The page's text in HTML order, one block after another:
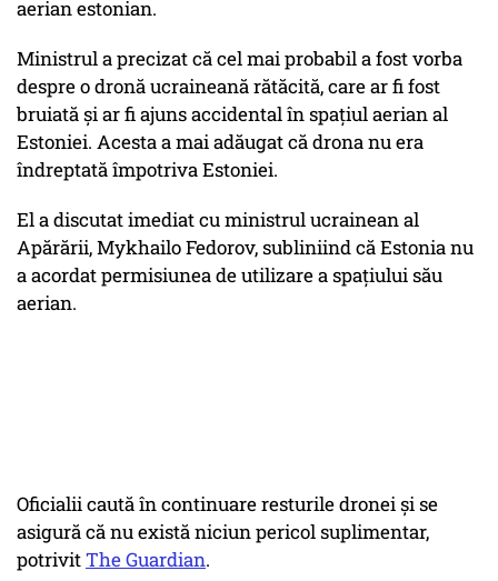
aerian estonian.
Ministrul a precizat că cel mai probabil a fost vorba
despre o dronă ucraineană rătăcită, care ar fi fost
bruiată și ar fi ajuns accidental în spațiul aerian al
Estoniei. Acesta a mai adăugat că drona nu era
îndreptată împotriva Estoniei.
El a discutat imediat cu ministrul ucrainean al
Apărării, Mykhailo Fedorov, subliniind că Estonia nu
a acordat permisiunea de utilizare a spațiului său
aerian.
Oficialii caută în continuare resturile dronei și se
asigură că nu există niciun pericol suplimentar,
potrivitThe Guardian.